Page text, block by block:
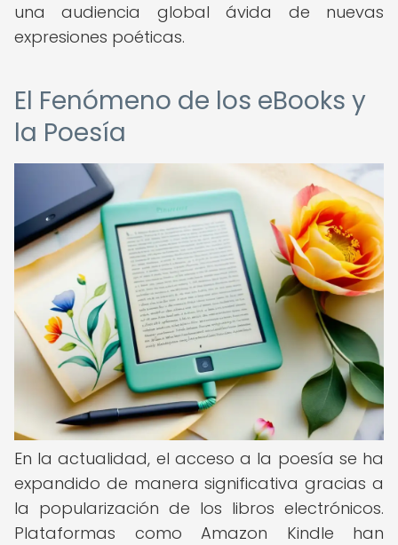
una audiencia global ávida de nuevas
expresiones poéticas.
El Fenómeno de los eBooks y
la Poesía
En la actualidad, el acceso a la poesía se ha
expandido de manera significativa gracias a
la popularización de los libros electrónicos.
Plataformas como Amazon Kindle han